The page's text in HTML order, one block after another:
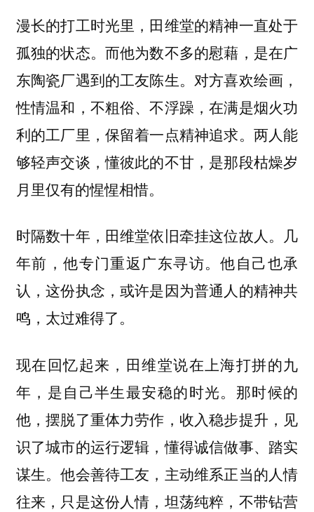
漫长的打工时光里，田维堂的精神一直处于
孤独的状态。而他为数不多的慰藉，是在广
东陶瓷厂遇到的工友陈生。对方喜欢绘画，
性情温和，不粗俗、不浮躁，在满是烟火功
利的工厂里，保留着一点精神追求。两人能
够轻声交谈，懂彼此的不甘，是那段枯燥岁
月里仅有的惺惺相惜。
时隔数十年，田维堂依旧牵挂这位故人。几
年前，他专门重返广东寻访。他自己也承
认，这份执念，或许是因为普通人的精神共
鸣，太过难得了。
现在回忆起来，田维堂说在上海打拼的九
年，是自己半生最安稳的时光。那时候的
他，摆脱了重体力劳作，收入稳步提升，见
识了城市的运行逻辑，懂得诚信做事、踏实
谋生。他会善待工友，主动维系正当的人情
往来，只是这份人情，坦荡纯粹，不带钻营